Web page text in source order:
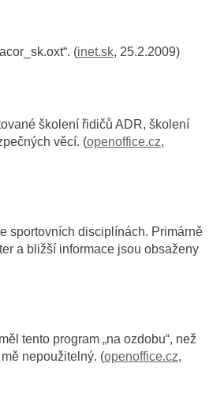
(inet.sk, 25.2.2009)
školení řidičů ADR, školení
věcí. (openoffice.cz,
sportovních disciplínách. Primárně
a bližší informace jsou obsaženy
tento program „na ozdobu“, než
nepoužitelný. (openoffice.cz,